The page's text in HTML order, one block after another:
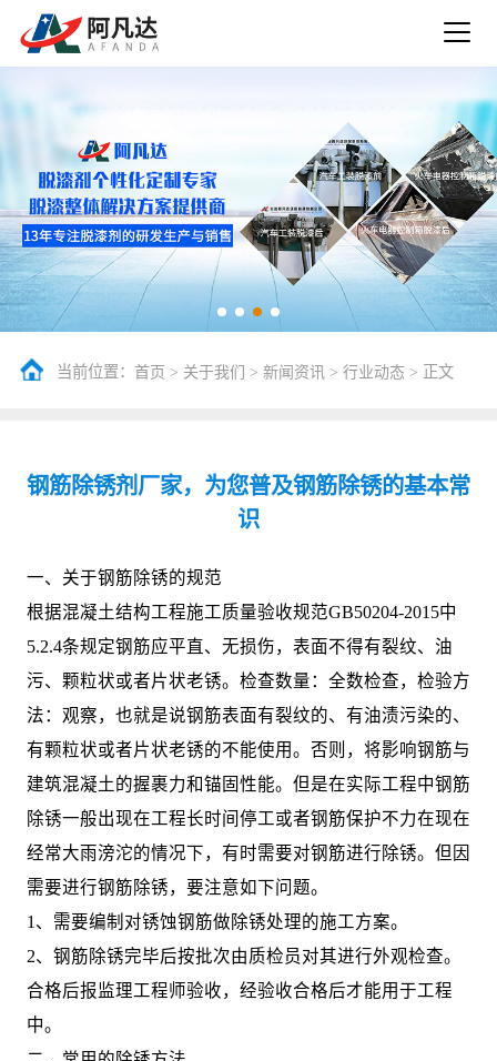
当前位置： 首页 > 关于我们 > 新闻资讯 > 行业动态> 正文
钢筋除锈剂厂家，为您普及钢筋除锈的基本常
识
一、关于钢筋除锈的规范
根据混凝土结构工程施工质量验收规范GB50204-2015中
5.2.4条规定钢筋应平直、无损伤，表面不得有裂纹、油
污、颗粒状或者片状老锈。检查数量：全数检查，检验方
法：观察，也就是说钢筋表面有裂纹的、有油渍污染的、
有颗粒状或者片状老锈的不能使用。否则，将影响钢筋与
建筑混凝土的握裹力和锚固性能。但是在实际工程中钢筋
除锈一般出现在工程长时间停工或者钢筋保护不力在现在
经常大雨滂沱的情况下，有时需要对钢筋进行除锈。但因
需要进行钢筋除锈，要注意如下问题。
1、需要编制对锈蚀钢筋做除锈处理的施工方案。
2、钢筋除锈完毕后按批次由质检员对其进行外观检查。
合格后报监理工程师验收，经验收合格后才能用于工程
中。